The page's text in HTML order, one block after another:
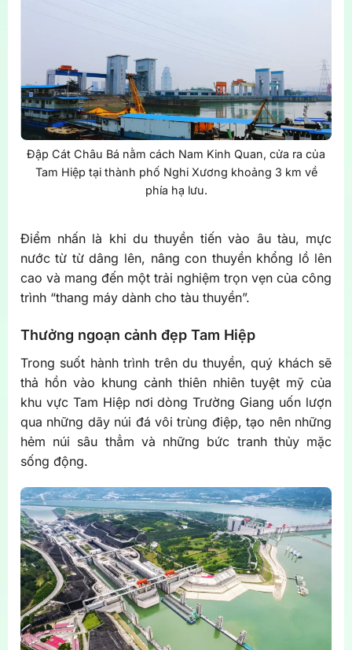
Đập Cát Châu Bá nằm cách Nam Kinh Quan, cửa ra của
Tam Hiệp tại thành phố Nghi Xương khoảng 3 km về
phía hạ lưu.
Điểm nhấn là khi du thuyền tiến vào âu tàu, mực
nước từ từ dâng lên, nâng con thuyền khổng lồ lên
cao và mang đến một trải nghiệm trọn vẹn của công
trình “thang máy dành cho tàu thuyền”.
Thưởng ngoạn cảnh đẹp Tam Hiệp
Trong suốt hành trình trên du thuyền, quý khách sẽ
thả hồn vào khung cảnh thiên nhiên tuyệt mỹ của
khu vực Tam Hiệp nơi dòng Trường Giang uốn lượn
qua những dãy núi đá vôi trùng điệp, tạo nên những
hẻm núi sâu thẳm và những bức tranh thủy mặc
sống động.